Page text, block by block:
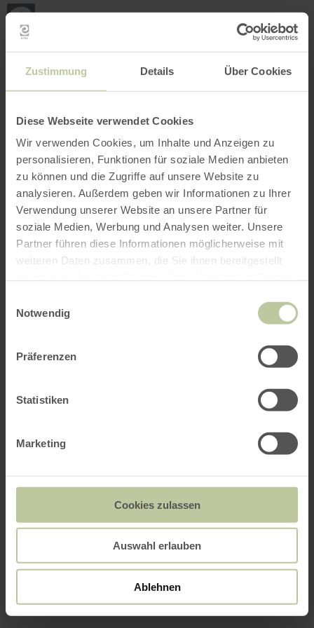
Zustimmung Details Über Cookies
Diese Webseite verwendet Cookies
Wir verwenden Cookies, um Inhalte und Anzeigen zu
personalisieren, Funktionen für soziale Medien anbieten
zu können und die Zugriffe auf unsere Website zu
analysieren. Außerdem geben wir Informationen zu Ihrer
Verwendung unserer Website an unsere Partner für
soziale Medien, Werbung und Analysen weiter. Unsere
Partner führen diese Informationen möglicherweise mit
weiteren Daten zusammen, die Sie ihnen bereitgestellt
Notwendig
Präferenzen
Statistiken
Marketing
Cookies zulassen
Auswahl erlauben
Ablehnen
INTERAKTIVE KARTE
Filter öffnen